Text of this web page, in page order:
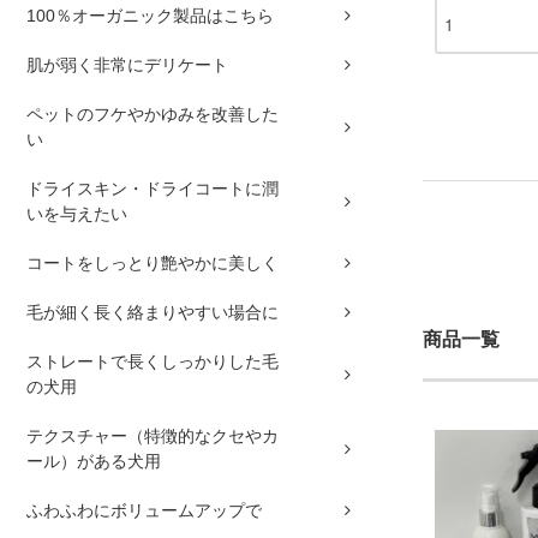
100％オーガニック製品はこちら
肌が弱く非常にデリケート
ペットのフケやかゆみを改善した
い
ドライスキン・ドライコートに潤
いを与えたい
コートをしっとり艶やかに美しく
毛が細く長く絡まりやすい場合に
ストレートで長くしっかりした毛
の犬用
テクスチャー（特徴的なクセやカ
ール）がある犬用
ふわふわにボリュームアップで
商品一覧